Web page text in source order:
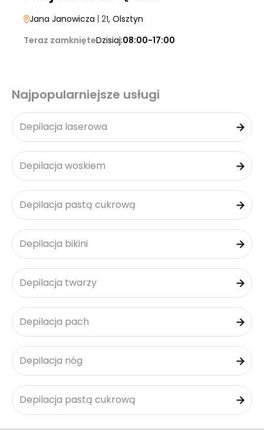
Jana Janowicza | 21, Olsztyn
Teraz zamknięteDzisiaj:08:00-17:00
Najpopularniejsze usługi
Depilacja laserowa
Depilacja woskiem
Depilacja pastą cukrową
Depilacja bikini
Depilacja twarzy
Depilacja pach
Depilacja nóg
Depilacja pastą cukrową